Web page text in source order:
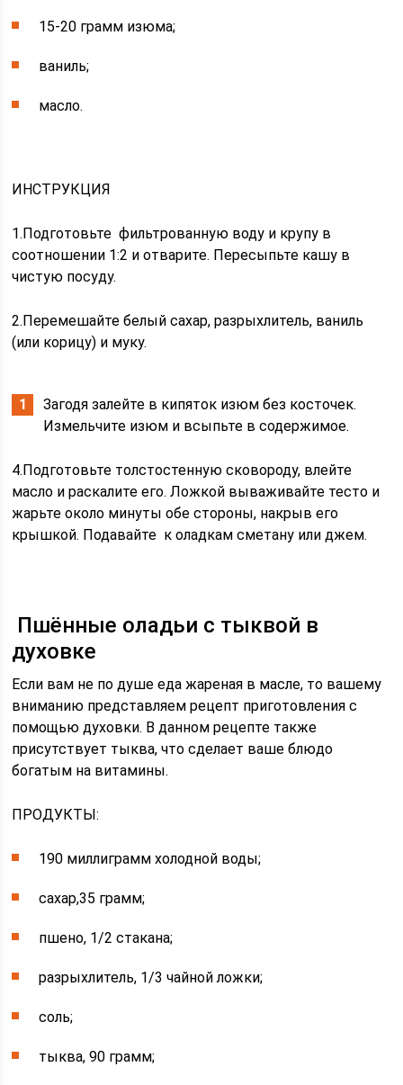
15-20 грамм изюма;
ваниль;
масло.
ИНСТРУКЦИЯ
1.Подготовьте фильтрованную воду и крупу в
соотношении 1:2 и отварите. Пересыпьте кашу в
чистую посуду.
2.Перемешайте белый сахар, разрыхлитель, ваниль
(или корицу) и муку.
Загодя залейте в кипяток изюм без косточек.
Измельчите изюм и всыпьте в содержимое.
4.Подготовьте толстостенную сковороду, влейте
масло и раскалите его. Ложкой вываживайте тесто и
жарьте около минуты обе стороны, накрыв его
крышкой. Подавайте к оладкам сметану или джем.
Пшённые оладьи с тыквой в
духовке
Если вам не по душе еда жареная в масле, то вашему
вниманию представляем рецепт приготовления с
помощью духовки. В данном рецепте также
присутствует тыква, что сделает ваше блюдо
богатым на витамины.
ПРОДУКТЫ:
190 миллиграмм холодной воды;
сахар,35 грамм;
пшено, 1/2 стакана;
разрыхлитель, 1/3 чайной ложки;
соль;
тыква, 90 грамм;